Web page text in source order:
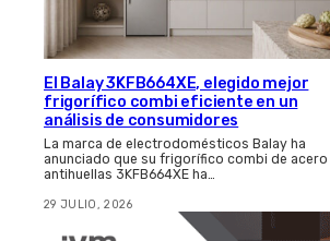
El Balay 3KFB664XE, elegido mejor
frigorífico combi eficiente en un
análisis de consumidores
La marca de electrodomésticos Balay ha
anunciado que su frigorífico combi de acero
antihuellas 3KFB664XE ha…
29 JULIO, 2026